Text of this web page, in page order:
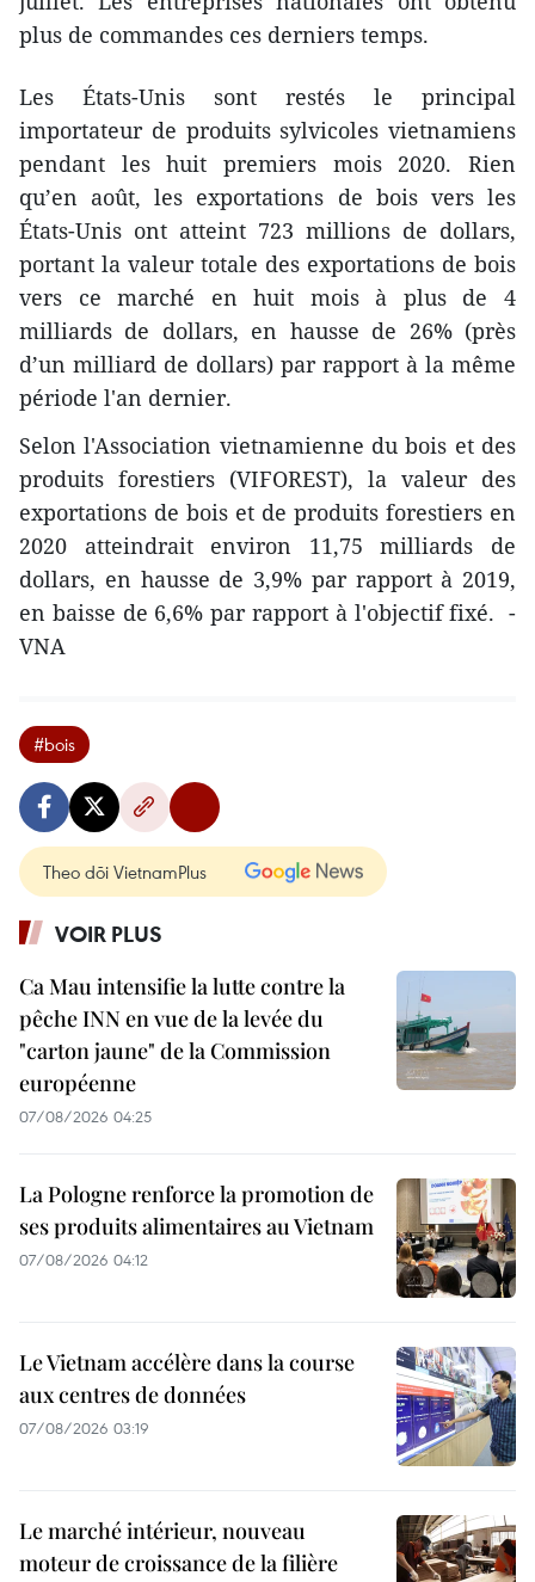
plus de commandes ces derniers temps.
Les États-Unis sont restés le principal
importateur de produits sylvicoles vietnamiens
pendant les huit premiers mois 2020. Rien
qu’en août, les exportations de bois vers les
États-Unis ont atteint 723 millions de dollars,
portant la valeur totale des exportations de bois
vers ce marché en huit mois à plus de 4
milliards de dollars, en hausse de 26% (près
d’un milliard de dollars) par rapport à la même
période l'an dernier.
Selon l'Association vietnamienne du bois et des
produits forestiers (VIFOREST), la valeur des
exportations de bois et de produits forestiers en
2020 atteindrait environ 11,75 milliards de
dollars, en hausse de 3,9% par rapport à 2019,
en baisse de 6,6% par rapport à l'objectif fixé. -
VNA
#bois
Theo dõi VietnamPlus
VOIR PLUS
Ca Mau intensifie la lutte contre la
pêche INN en vue de la levée du
"carton jaune" de la Commission
européenne
07/08/2026 04:25
La Pologne renforce la promotion de
ses produits alimentaires au Vietnam
07/08/2026 04:12
Le Vietnam accélère dans la course
aux centres de données
07/08/2026 03:19
Le marché intérieur, nouveau
moteur de croissance de la filière